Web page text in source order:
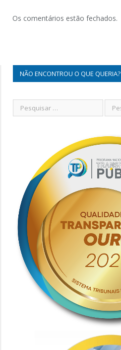
Os comentários estão fechados.
NÃO ENCONTROU O QUE QUERIA?